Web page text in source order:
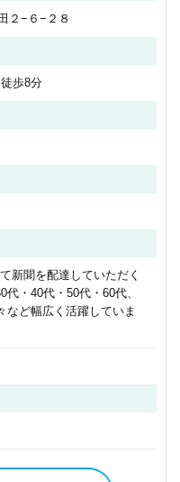
２−６−２８
歩8分
新聞を配達していただく
・40代・50代・60代、
など幅広く活躍していま